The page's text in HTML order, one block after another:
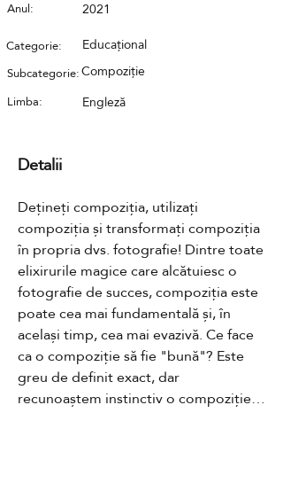
Anul:
2021
Categorie: Educațional
Subcategorie:Compoziție
Limba: Engleză
Detalii
Dețineți compoziția, utilizați
compoziția și transformați compoziția
în propria dvs. fotografie! Dintre toate
elixirurile magice care alcătuiesc o
fotografie de succes, compoziția este
poate cea mai fundamentală și, în
același timp, cea mai evazivă. Ce face
ca o compoziție să fie "bună"? Este
greu de definit exact, dar
recunoaștem instinctiv o compoziție